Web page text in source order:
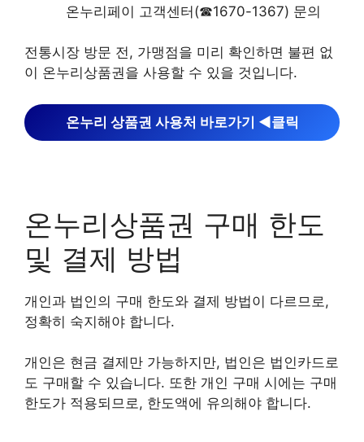
온누리페이 고객센터(☎1670-1367) 문의
전통시장 방문 전, 가맹점을 미리 확인하면 불편 없
이 온누리상품권을 사용할 수 있을 것입니다.
온누리 상품권 사용처 바로가기 ◀︎클릭
온누리상품권 구매 한도
및 결제 방법
개인과 법인의 구매 한도와 결제 방법이 다르므로,
정확히 숙지해야 합니다.
개인은 현금 결제만 가능하지만, 법인은 법인카드로
도 구매할 수 있습니다. 또한 개인 구매 시에는 구매
한도가 적용되므로, 한도액에 유의해야 합니다.